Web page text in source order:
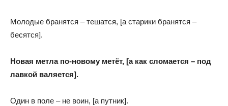
Молодые бранятся – тешатся, [а старики бранятся –
бесятся].
Новая метла по-новому метёт, [а как сломается – под
лавкой валяется].
Один в поле – не воин, [а путник].